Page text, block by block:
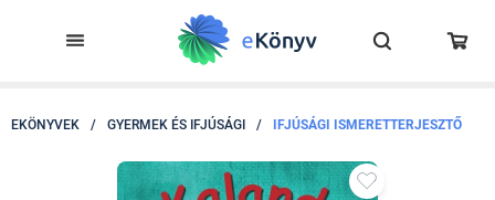
EKÖNYVEK / GYERMEK ÉS IFJÚSÁGI / IFJÚSÁGI ISMERETTERJESZTŐ